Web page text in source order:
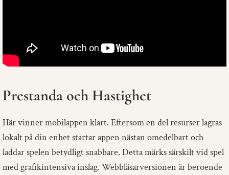
Prestanda och Hastighet
Här vinner mobilappen klart. Eftersom en del resurser lagras
lokalt på din enhet startar appen nästan omedelbart och
laddar spelen betydligt snabbare. Detta märks särskilt vid spel
med grafikintensiva inslag. Webbläsarversionen är beroende